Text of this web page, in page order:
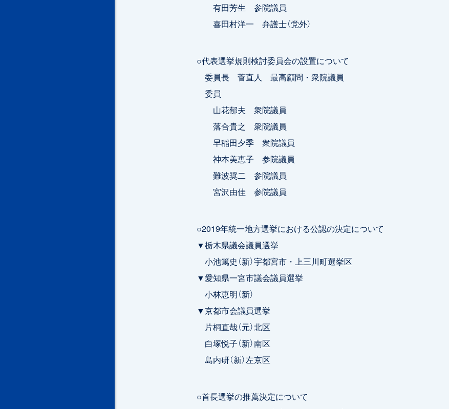
有田芳生 参院議員
喜田村洋一 弁護士（党外）
○代表選挙規則検討委員会の設置について
委員長 菅直人 最高顧問・衆院議員
委員
山花郁夫 衆院議員
落合貴之 衆院議員
早稲田夕季 衆院議員
神本美恵子 参院議員
難波奨二 参院議員
宮沢由佳 参院議員
○2019年統一地方選挙における公認の決定について
▼栃木県議会議員選挙
小池篤史（新）宇都宮市・上三川町選挙区
▼愛知県一宮市議会議員選挙
小林恵明（新）
▼京都市会議員選挙
片桐直哉（元）北区
白塚悦子（新）南区
島内研（新）左京区
○首長選挙の推薦決定について